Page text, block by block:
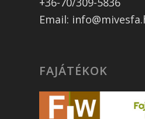
Email:
FAJÁTÉKOK